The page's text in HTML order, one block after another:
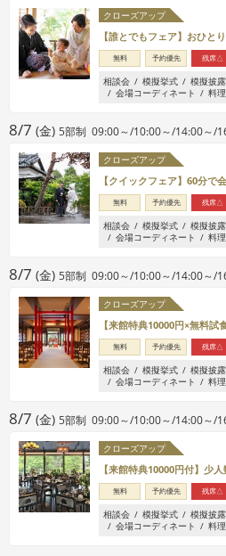
クローズアップ
【誰とでもフェア】おひと
無料 予約優先 残席△
相談会 模擬挙式 模擬披
会場コーディネート
料
8/7 (金) 5部制 09:00～/10:00～/14:00～/
クローズアップ
【クイックフェア】60分で
無料 予約優先 残席△
相談会 模擬挙式 模擬披
会場コーディネート
料
8/7 (金) 5部制 09:00～/10:00～/14:00～/
クローズアップ
【来館特典10000円×無料
無料 予約優先 残席△
相談会 模擬挙式 模擬披
会場コーディネート
料
8/7 (金) 5部制 09:00～/10:00～/14:00～/
クローズアップ
【来館特典10000円付】少
無料 予約優先 残席△
相談会 模擬挙式 模擬披
会場コーディネート
料